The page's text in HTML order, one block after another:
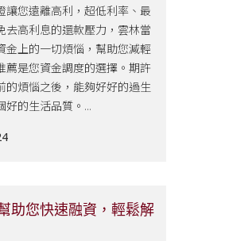
讓您遠離高利，超低利率、最
去高利息的還款壓力，雲林當
金上的一切煩惱，幫助您減輕
薦是您資金調度的選擇。期許
的煩惱之後，能夠好好的過生
好的生活品質。...
助您快速融資，輕鬆解